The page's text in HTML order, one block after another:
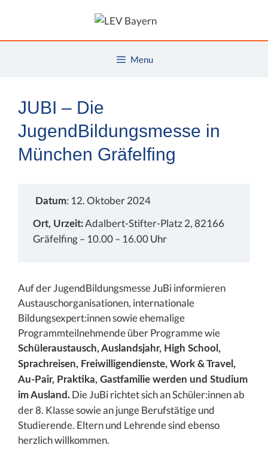
Menu
JUBI – Die
JugendBildungsmesse in
München Gräfelfing
Datum: 12. Oktober 2024
Ort, Urzeit:Adalbert-Stifter-Platz 2, 82166
Gräfelfing – 10.00 – 16.00 Uhr
Auf der JugendBildungsmesse JuBi informieren
Austauschorganisationen, internationale
Bildungsexpert:innen sowie ehemalige
Programmteilnehmende über Programme wie
Schüleraustausch, Auslandsjahr, High School,
Sprachreisen, Freiwilligendienste, Work & Travel,
Au-Pair, Praktika, Gastfamilie werden und Studium
im Ausland. Die JuBi richtet sich an Schüler:innen ab
der 8. Klasse sowie an junge Berufstätige und
Studierende. Eltern und Lehrende sind ebenso
herzlich willkommen.